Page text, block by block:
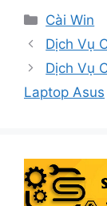
Danh
mục
Cài Win
Dịch Vụ
Dịch Vụ
Laptop Asus